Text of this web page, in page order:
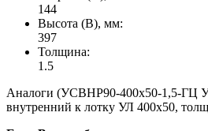
144
Высота (В), мм:
397
Толщина:
1.5
Аналоги (УСВНР90-400х50-1,5-ГЦ
внутренний к лотку УЛ 400х50,